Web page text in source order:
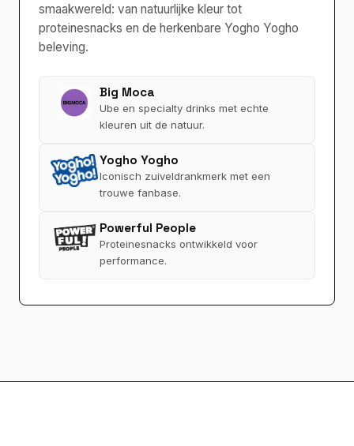
smaakwereld: van natuurlijke kleur tot
proteinesnacks en de herkenbare Yogho Yogho
beleving.
Big Moca
Ube en specialty drinks met echte
kleuren uit de natuur.
Yogho Yogho
Iconisch zuiveldrankmerk met een
trouwe fanbase.
Powerful People
Proteinesnacks ontwikkeld voor
performance.